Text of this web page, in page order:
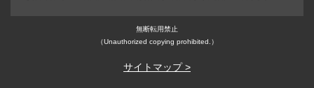
無断転用禁止
（Unauthorized copying prohibited.）
サイトマップ >